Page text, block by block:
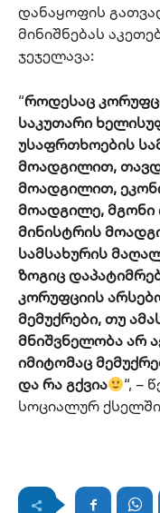
დანაყოფის
მინიშნებას
ჯეჯელავა:
“როდესაც
საკუთარი
უსაფრთხოების
მოადგილით,
მოადგილით,
მოადგილე, მგონი
მინისტრის
სამსახურის
ზოგიც
კორუფციის
მემუქრები, თუ
მნიშვნელობა არ
იმიტომაც
და რა გქვია
“, –
სოციალურ